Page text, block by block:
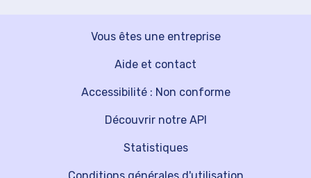
Vous êtes une entreprise
Découvrir notre API
Aide et contact
Statistiques
Accessibilité : Non conforme